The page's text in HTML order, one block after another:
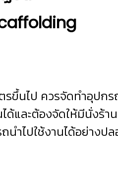
ขึ้นไป ควรจัดทำอุปก
และต้องจัดให้มีนั่งร้า
นำไปใช้งานได้อย่างป